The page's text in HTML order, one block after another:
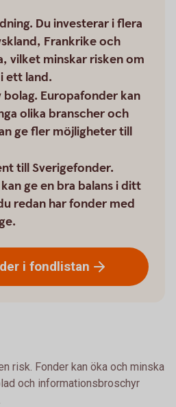
Du investerar i flera
Frankrike och
vilket minskar risken om
ett land.
bolag. Europafonder kan
olika branscher och
ge fler möjligheter till
till Sverigefonder.
ge en bra balans i ditt
redan har fonder med
i fondlistan
risk. Fonder kan öka och minska
och informationsbroschyr